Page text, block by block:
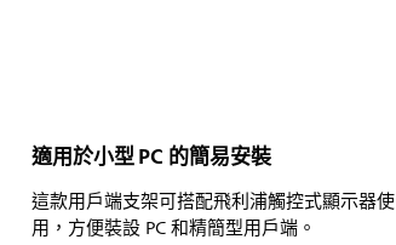
適用於小型 PC 的簡易安裝
這款用戶端支架可搭配飛利浦觸控式顯示器使
用，方便裝設 PC 和精簡型用戶端。